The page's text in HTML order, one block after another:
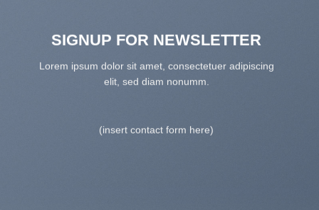
SIGNUP FOR NEWSLETTER
Lorem ipsum dolor sit amet, consectetuer adipiscing
elit, sed diam nonumm.
(insert contact form here)